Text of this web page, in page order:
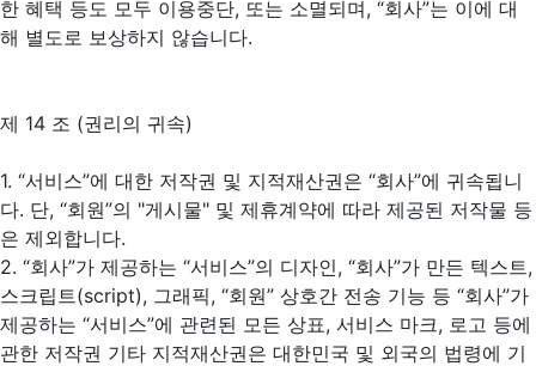
한 혜택 등도 모두 이용중단, 또는 소멸되며, “회사”는 이에 대
해 별도로 보상하지 않습니다.
제 14 조 (권리의 귀속)
1. “서비스”에 대한 저작권 및 지적재산권은 “회사”에 귀속됩니
다. 단, “회원”의 "게시물" 및 제휴계약에 따라 제공된 저작물 등
은 제외합니다.
2. “회사”가 제공하는 “서비스”의 디자인, “회사”가 만든 텍스트,
스크립트(script), 그래픽, “회원” 상호간 전송 기능 등 “회사”가
제공하는 “서비스”에 관련된 모든 상표, 서비스 마크, 로고 등에
관한 저작권 기타 지적재산권은 대한민국 및 외국의 법령에 기